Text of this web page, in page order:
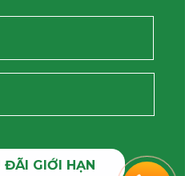
ĐÃI GIỚI HẠN